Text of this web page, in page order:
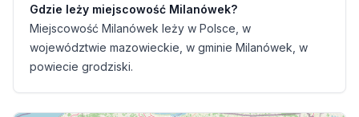
Gdzie leży miejscowość Milanówek?
Miejscowość Milanówek leży w Polsce, w
województwie mazowieckie, w gminie Milanówek, w
powiecie grodziski.